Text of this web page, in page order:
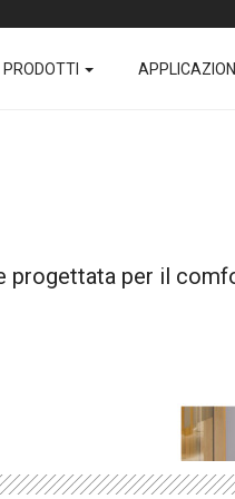
PRODOTTI APPLICAZIONI
per il comfort e